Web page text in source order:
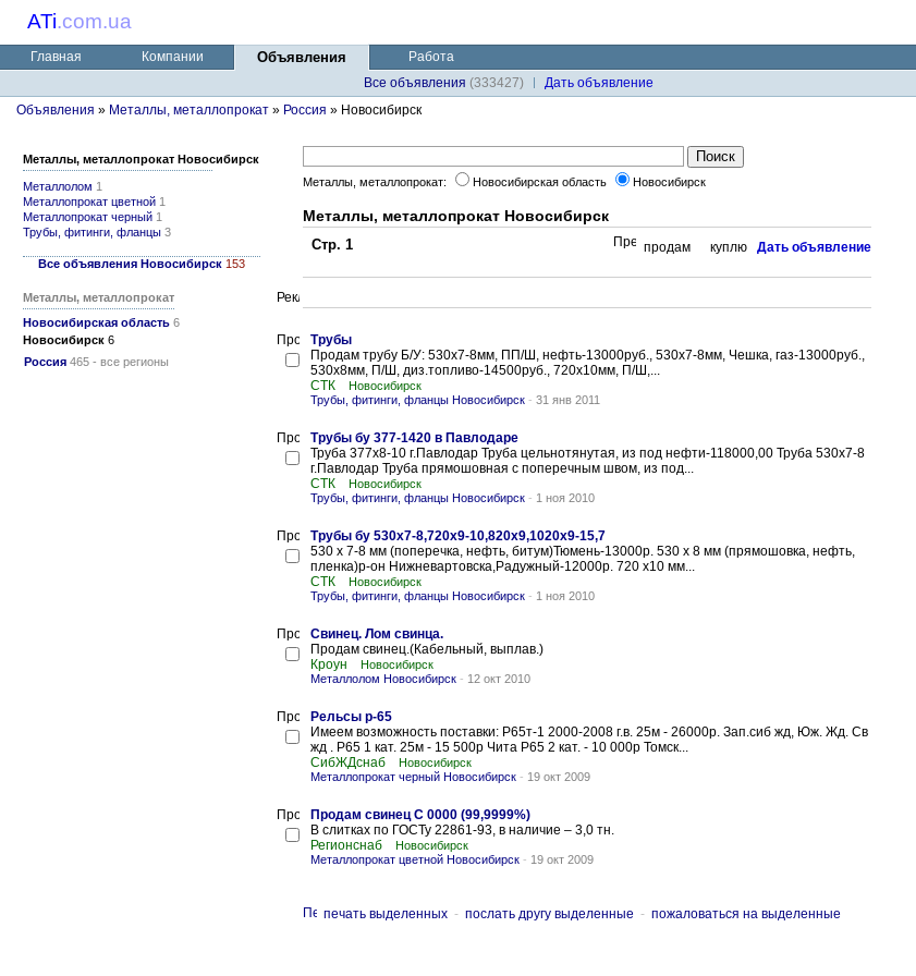
ATi.com.ua
Главная Компании Объявления
Работа
Все объявления (333427)
Дaть объявление
Объявления » Металлы, металлопрокат » Россия » Новосибирск
Металлы, металлопрокат Новосибирск
Металлолом 1
Металлопрокат цветной 1
Металлопрокат черный 1
Трубы, фитинги, фланцы 3
Все объявления Новосибирск 153
Металлы, металлопрокат
Новосибирская область 6
Новосибирск 6
Россия 465 - все регионы
Металлы, металлопрокат: Новосибирская область Новосибирск
Металлы, металлопрокат Новосибирск
Стр. 1 продам куплю Дaть объявление
Трубы
Продам трубу Б/У: 530х7-8мм, ПП/Ш, нефть-13000руб., 530х7-8мм, Чешка, газ-13000руб.,
530х8мм, П/Ш, диз.топливо-14500руб., 720х10мм, П/Ш,...
СТК
Новосибирск
Трубы, фитинги, фланцы Новосибирск - 31 янв 2011
Трубы бу 377-1420 в Павлодаре
Труба 377х8-10 г.Павлодар Труба цельнотянутая, из под нефти-118000,00 Труба 530х7-8
г.Павлодар Труба прямошовная с поперечным швом, из под...
СТК
Новосибирск
Трубы, фитинги, фланцы Новосибирск - 1 ноя 2010
Трубы бу 530х7-8,720х9-10,820х9,1020х9-15,7
530 х 7-8 мм (поперечка, нефть, битум)Тюмень-13000р. 530 х 8 мм (прямошовка, нефть,
пленка)р-он Нижневартовска,Радужный-12000р. 720 х10 мм...
СТК
Новосибирск
Трубы, фитинги, фланцы Новосибирск - 1 ноя 2010
Свинец. Лом свинца.
Продам свинец.(Кабельный, выплав.)
Кроун
Новосибирск
Металлолом Новосибирск - 12 окт 2010
Рельсы р-65
Имеем возможность поставки: Р65т-1 2000-2008 г.в. 25м - 26000р. Зап.сиб жд, Юж. Жд. Св
жд . Р65 1 кат. 25м - 15 500р Чита Р65 2 кат. - 10 000р Томск...
СибЖДснаб
Новосибирск
Металлопрокат черный Новосибирск - 19 окт 2009
Продам свинец С 0000 (99,9999%)
В слитках по ГОСТу 22861-93, в наличие – 3,0 тн.
Регионснаб
Новосибирск
Металлопрокат цветной Новосибирск - 19 окт 2009
печать выделенных - послать другу выделенные - пожаловаться на выделенные